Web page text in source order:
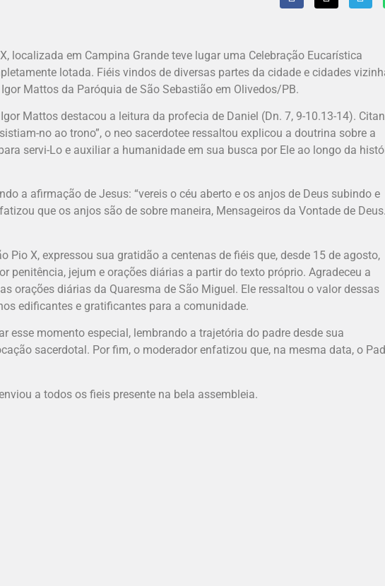
localizada em Campina Grande teve lugar uma Celebração Eucarística
lotada. Fiéis vindos de diversas partes da cidade e cidades
Mattos da Paróquia de São Sebastião em Olivedos/PB.
Mattos destacou a leitura da profecia de Daniel (Dn. 7, 9-10.13-14).
no ao trono”, o neo sacerdotee ressaltou explicou a doutrina sobre a
servi-Lo e auxiliar a humanidade em sua busca por Ele ao longo da
a afirmação de Jesus: “vereis o céu aberto e os anjos de Deus subindo e
que os anjos são de sobre maneira, Mensageiros da Vontade de Deus.
X, expressou sua gratidão a centenas de fiéis que, desde 15 de agosto,
penitência, jejum e orações diárias a partir do texto próprio. Agradeceu a
orações diárias da Quaresma de São Miguel. Ele ressaltou o valor dessas
edificantes e gratificantes para a comunidade.
esse momento especial, lembrando a trajetória do padre desde sua
sacerdotal. Por fim, o moderador enfatizou que, na mesma data, o
a todos os fieis presente na bela assembleia.